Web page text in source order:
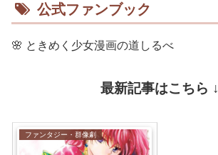
公式ファンブック
🌸 ときめく少女漫画の道しるべ
最新記事はこちら ↓
ファンタジー・群像劇